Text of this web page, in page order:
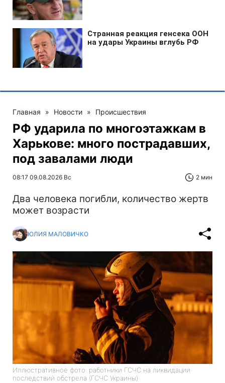
Главная » Новости » Происшествия
РФ ударила по многоэтажкам в
Харькове: много пострадавших,
под завалами люди
08:17 09.08.2026 Вс 2 мин
Два человека погибли, количество жертв
может возрасти
ЮЛИЯ МАЛОВИЧКО
Иллюстративное фото: работники ГСЧС на ликвидации
последствий обстрела (ГСЧС Украины)